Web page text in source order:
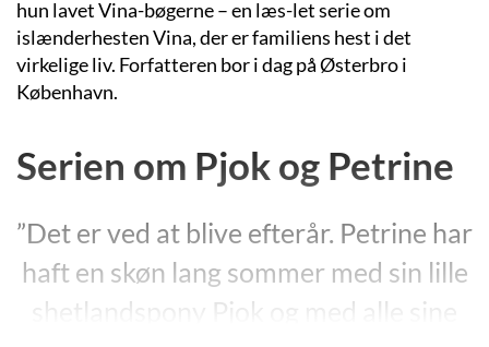
hun lavet Vina-bøgerne – en læs-let serie om
islænderhesten Vina, der er familiens hest i det
virkelige liv. Forfatteren bor i dag på Østerbro i
København.
Serien om Pjok og Petrine
”Det er ved at blive efterår. Petrine har
haft en skøn lang sommer med sin lille
shetlandspony Pjok og med alle sine